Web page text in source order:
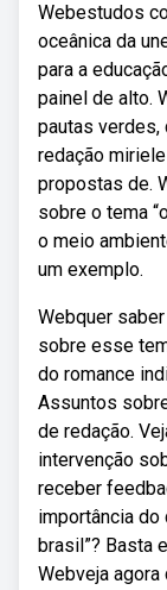
Webestudos
oceânica da
para a
painel de alto.
pautas
redação
propostas de.
sobre o tema
o meio
um exemplo.
Webquer
sobre esse
do romance
Assuntos
de redação.
intervenção
receber
importância
brasil”? Basta
Webveja